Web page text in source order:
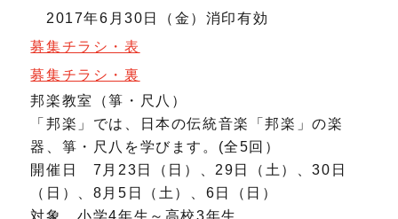
2017年6月30日（金）消印有効
募集チラシ・表
募集チラシ・裏
邦楽教室（箏・尺八）
「邦楽」では、日本の伝統音楽「邦楽」の楽
器、箏・尺八を学びます。(全5回）
開催日 7月23日（日）、29日（土）、30日
（日）、8月5日（土）、6日（日）